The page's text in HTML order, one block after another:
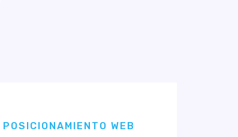
POSICIONAMIENTO WEB